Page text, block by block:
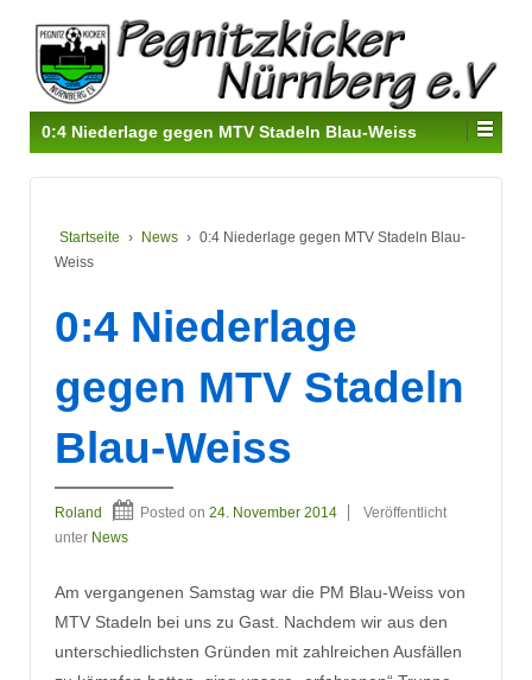
0:4 Niederlage gegen MTV Stadeln Blau-Weiss
Startseite › News › 0:4 Niederlage gegen MTV Stadeln Blau-
Weiss
0:4 Niederlage
gegen MTV Stadeln
Blau-Weiss
Roland Posted on 24. November 2014
Veröffentlicht
unter News
Am vergangenen Samstag war die PM Blau-Weiss von
MTV Stadeln bei uns zu Gast. Nachdem wir aus den
unterschiedlichsten Gründen mit zahlreichen Ausfällen